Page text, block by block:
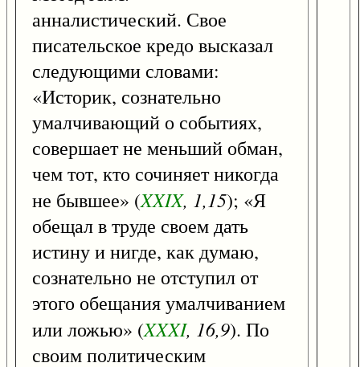
анналистический. Свое
писательское кредо высказал
следующими словами:
«Историк, сознательно
умалчивающий о событиях,
совершает не меньший обман,
чем тот, кто сочиняет никогда
не бывшее» (XXIX, 1,15); «Я
обещал в труде своем дать
истину и нигде, как думаю,
сознательно не отступил от
этого обещания умалчиванием
или ложью» (XXXI, 16,9). По
своим политическим